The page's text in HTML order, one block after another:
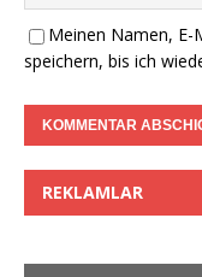
Meinen Namen, E-
speichern, bis ich
REKLAMLAR